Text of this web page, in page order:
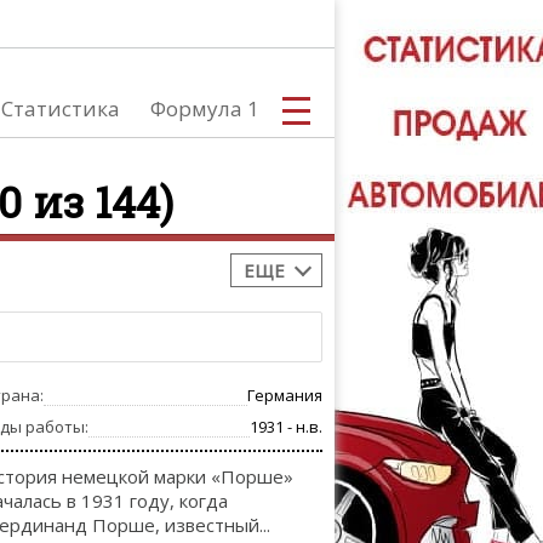
Статистика Формула 1
из 144)
ЕЩЕ
Германия
работы:
1931 - н.в.
немецкой марки «Порше»
в 1931 году, когда
Порше, известный...